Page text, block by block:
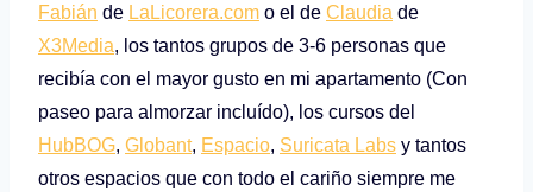
Fabián de LaLicorera.com o el de Claudia de
X3Media, los tantos grupos de 3-6 personas que
recibía con el mayor gusto en mi apartamento (Con
paseo para almorzar incluído), los cursos del
HubBOG, Globant, Espacio, Suricata Labs y tantos
otros espacios que con todo el cariño siempre me